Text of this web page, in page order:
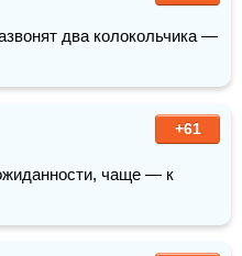
два колокольчика —
+61
чаще — к